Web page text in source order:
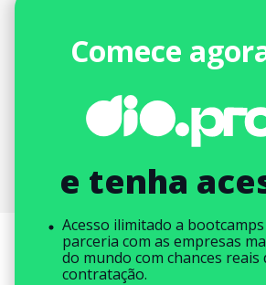
Comece
e tenha
Acesso ilimitado a
parceria com as empresas
do mundo com chances reais
contratação.